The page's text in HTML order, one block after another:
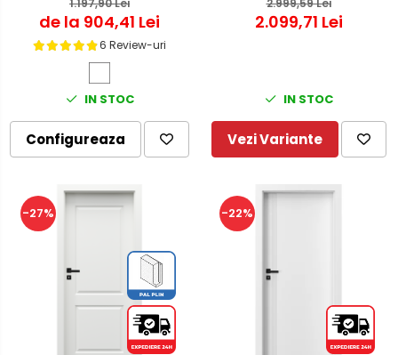
1.197,90 Lei
de la 904,41 Lei
6 Review-uri
IN STOC
Configureaza
miez PAL Tubular
2.999,59 Lei
2.099,71 Lei
IN STOC
Vezi Variante
-27% -22%